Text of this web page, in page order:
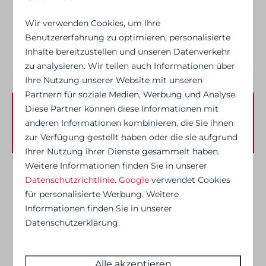
Küchengeräte
Pfannen
Besteck
Schilder
Gläser zum Trinken
Esstisch
Ceran-Kochfeld
Mikrowelle
Extraktor
Kessel
Kühlschrank
Gefrierschrank
Nespresso koffiemachine
kostenloses Parken
Verfügbarkeit und Preis
2 Gäste
Wir verwenden Cookies, um Ihre
Benutzererfahrung zu optimieren, personalisierte
Inhalte bereitzustellen und unseren Datenverkehr
zu analysieren. Wir teilen auch Informationen über
Ihre Nutzung unserer Website mit unseren
Partnern für soziale Medien, Werbung und Analyse.
Diese Partner können diese Informationen mit
anderen Informationen kombinieren, die Sie ihnen
zur Verfügung gestellt haben oder die sie aufgrund
Ihrer Nutzung ihrer Dienste gesammelt haben.
Weitere Informationen finden Sie in unserer
Datenschutzrichtlinie.Google verwendet Cookies
für personalisierte Werbung. Weitere
Informationen finden Sie in unserer
Datenschutzerklärung.
Alle akzeptieren